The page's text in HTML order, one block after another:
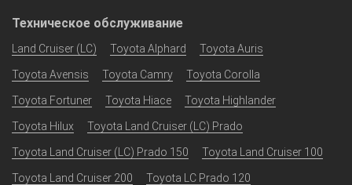
Техническое обслуживание
Land Cruiser (LC) Toyota Alphard Toyota Auris
Toyota Avensis Toyota Camry Toyota Corolla
Toyota Fortuner Toyota Hiace Toyota Highlander
Toyota Hilux Toyota Land Cruiser (LC) Prado
Toyota Land Cruiser (LC) Prado 150 Toyota Land Cruiser 100
Toyota Land Cruiser 200 Toyota LC Prado 120